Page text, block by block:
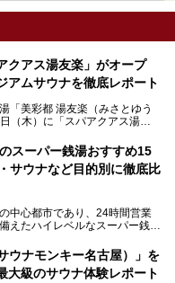
クアス湯友楽」がオープ
アムサウナを徹底レポート
「美彩都 湯友楽（みさとゆう
（木）に「スパアクアス湯友
続けてきた施設だからこそ、
待ちわびている人も多いのでは
、2年前からじっくり構想を練
館内の充実度は想像以上。
天エリアや10の浴槽、40人収
に、岩盤浴やリラクゼーション
生まれ変わりました。
て新しくなった「スパアクアス
スーパー銭湯おすすめ15
サウナなど目的別に徹底比
中心都市であり、24時間営業
えたハイレベルなスーパー銭湯
れを心身ともにリセットした
日中ダラダラ過ごしたい」「コ
ウナモンキー名古屋）」を
大級のサウナ体験レポート